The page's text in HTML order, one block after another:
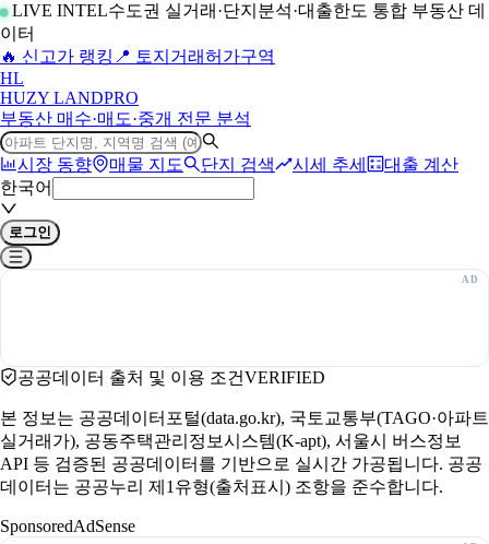
LIVE INTEL수도권 실거래·단지분석·대출한도 통합 부동산 데
이터
🔥 신고가 랭킹 📍 토지거래허가구역
HL
HUZY LANDPRO
부동산 매수·매도·중개 전문 분석
시장 동향 매물 지도 단지 검색 시세 추세
대출 계산
한국어
로그인
공공데이터 출처 및 이용 조건VERIFIED
본 정보는 공공데이터포털(data.go.kr), 국토교통부(TAGO·아파트
실거래가), 공동주택관리정보시스템(K-apt), 서울시 버스정보
API 등 검증된 공공데이터를 기반으로 실시간 가공됩니다. 공공
데이터는 공공누리 제1유형(출처표시) 조항을 준수합니다.
SponsoredAdSense